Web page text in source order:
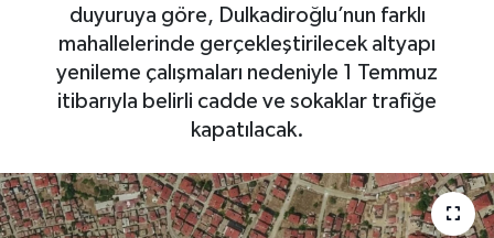
duyuruya göre, Dulkadiroğlu’nun farklı
mahallelerinde gerçekleştirilecek altyapı
yenileme çalışmaları nedeniyle 1 Temmuz
itibarıyla belirli cadde ve sokaklar trafiğe
kapatılacak.
Haberde İnsan
Kültür Sanat
Manşet Altı